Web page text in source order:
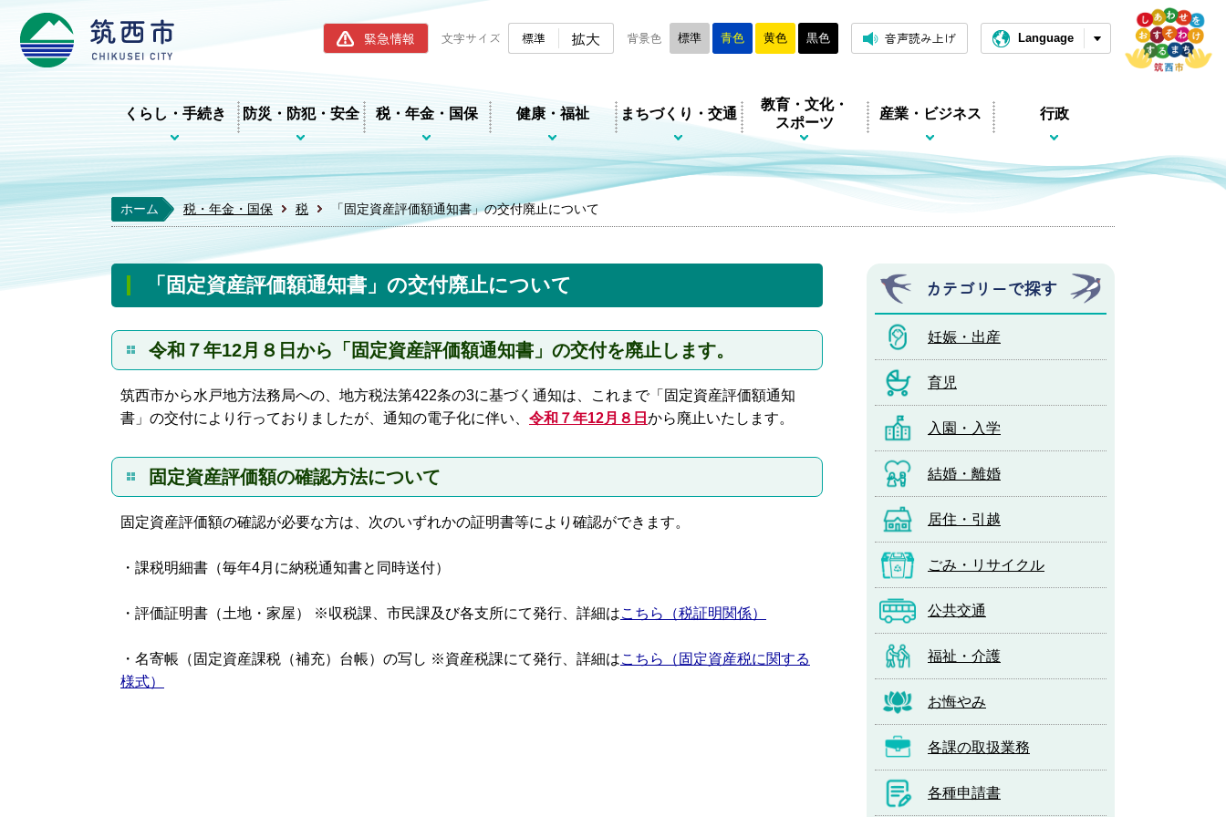
筑西市ホームページ
緊急情報 文字サイズ 標準 拡大 背景色 標準 青色 黄色 黒色 音声読み上げ Language
くらし・手続き 防災・防犯・安全 税・年金・国保 健康・福祉 まちづくり・交通
教育・文化・
スポーツ
産業・ビジネス 行政
ホーム 税・年金・国保 税 「固定資産評価額通知書」の交付廃止について
「固定資産評価額通知書」の交付廃止について
令和７年12月８日から「固定資産評価額通知書」の交付を廃止します。
筑西市から水戸地方法務局への、地方税法第422条の3に基づく通知は、これまで「固定資産評価額通知
書」の交付により行っておりましたが、通知の電子化に伴い、 令和７年12月８日 から廃止いたします。
固定資産評価額の確認方法について
固定資産評価額の確認が必要な方は、次のいずれかの証明書等により確認ができます。
・課税明細書（毎年4月に納税通知書と同時送付）
・評価証明書（土地・家屋） ※収税課、市民課及び各支所にて発行、詳細はこちら（税証明関係）
・名寄帳（固定資産課税（補充）台帳）の写し ※資産税課にて発行、詳細はこちら（固定資産税に関する
様式）
カテゴリーで探す
妊娠・出産
育児
入園・入学
結婚・離婚
居住・引越
ごみ・リサイクル
公共交通
福祉・介護
お悔やみ
各課の取扱業務
各種申請書